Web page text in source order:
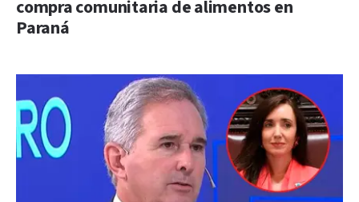
compra comunitaria de alimentos en
Paraná